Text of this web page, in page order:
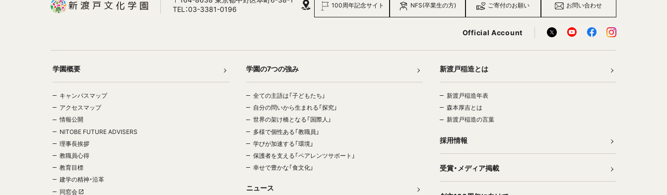
TEL：03-3381-0196
100周年記念サイト NFS(卒業生の方) ご寄付のお願い お問い合わせ
Official Account
学園概要
キャンパスマップ
アクセスマップ
情報公開
NITOBE FUTURE ADVISERS
理事長挨拶
教職員心得
教育目標
建学の精神・沿革
同窓会
学園の7つの強み
全ての主語は「子どもたち」
自分の問いから生まれる「探究」
世界の架け橋となる「国際人」
多様で個性ある「教職員」
学びが加速する「環境」
保護者を支える「ペアレンツサポート」
幸せで豊かな「食文化」
ニュース
新渡戸稲造とは
新渡戸稲造年表
森本厚吉とは
新渡戸稲造の言葉
採用情報
受賞・メディア掲載